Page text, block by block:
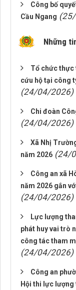
Công bố
Cầu Ngang
Những
Tổ chức thực
cứu hộ tại công
(24/04/2026)
Chi đoàn
(24/04/2026)
Xã Nhị
năm 2026 (24/
Công an xã
năm 2026 gắn
(24/04/2026)
Lực lượng
phát huy vai trò
công tác tham
(24/04/2026)
Công an
Hội thi lực lượng